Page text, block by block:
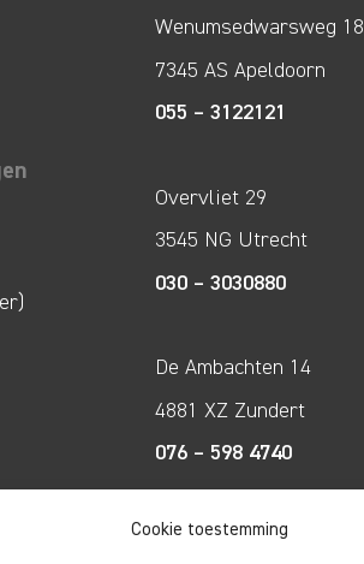
Cookie toestemming
Wenumsedwarsweg 18
7345 AS Apeldoorn
055 – 3122121
Overvliet 29
3545 NG Utrecht
030 – 3030880
De Ambachten 14
4881 XZ Zundert
076 – 598 4740
Tecco Techniek